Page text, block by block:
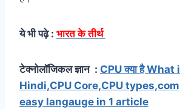
ये भी पढ़े : भारत के तीर्थ
टेक्नोलॉजिकल ज्ञान : CPU क्या है What
Hindi,CPU Core,CPU
easy langauge in 1 article